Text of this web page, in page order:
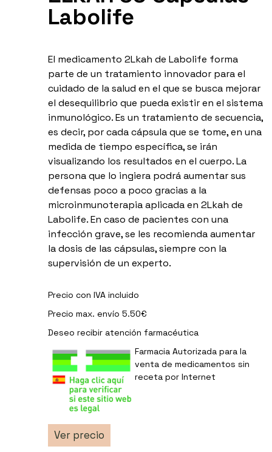
Labolife
El medicamento 2Lkah de Labolife forma
parte de un tratamiento innovador para el
cuidado de la salud en el que se busca mejorar
el desequilibrio que pueda existir en el sistema
inmunológico. Es un tratamiento de secuencia,
es decir, por cada cápsula que se tome, en una
medida de tiempo específica, se irán
visualizando los resultados en el cuerpo. La
persona que lo ingiera podrá aumentar sus
defensas poco a poco gracias a la
microinmunoterapia aplicada en 2Lkah de
Labolife. En caso de pacientes con una
infección grave, se les recomienda aumentar
la dosis de las cápsulas, siempre con la
supervisión de un experto.
Precio con IVA incluido
Precio max. envío 5.50€
Deseo recibir atención farmacéutica
Farmacia Autorizada para la
venta de medicamentos sin
receta por Internet
Ver precio